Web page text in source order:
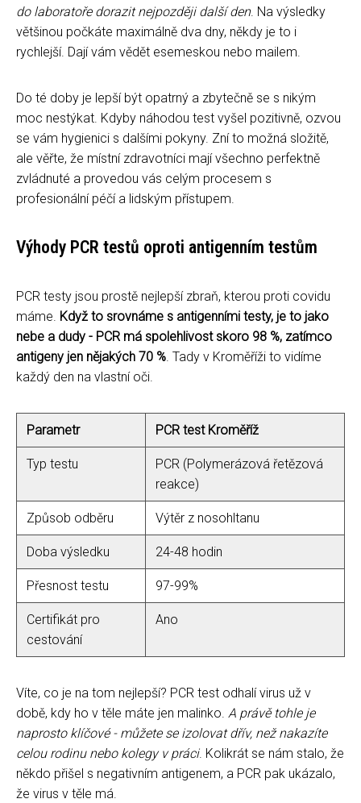
do laboratoře dorazit nejpozději další den. Na výsledky
většinou počkáte maximálně dva dny, někdy je to i
rychlejší. Dají vám vědět esemeskou nebo mailem.
Do té doby je lepší být opatrný a zbytečně se s nikým
moc nestýkat. Kdyby náhodou test vyšel pozitivně, ozvou
se vám hygienici s dalšími pokyny. Zní to možná složitě,
ale věřte, že místní zdravotníci mají všechno perfektně
zvládnuté a provedou vás celým procesem s
profesionální péčí a lidským přístupem.
Výhody PCR testů oproti antigenním testům
PCR testy jsou prostě nejlepší zbraň, kterou proti covidu
máme. Když to srovnáme s antigenními testy, je to jako
nebe a dudy - PCR má spolehlivost skoro 98 %, zatímco
antigeny jen nějakých 70 % . Tady v Kroměříži to vidíme
každý den na vlastní oči.
Parametr PCR test Kroměříž
Typ testu
PCR (Polymerázová řetězová
reakce)
Způsob odběru Výtěr z nosohltanu
Doba výsledku 24-48 hodin
Přesnost testu 97-99%
Certifikát pro
cestování
Ano
Víte, co je na tom nejlepší? PCR test odhalí virus už v
době, kdy ho v těle máte jen malinko. A právě tohle je
naprosto klíčové - můžete se izolovat dřív, než nakazíte
celou rodinu nebo kolegy v práci. Kolikrát se nám stalo, že
někdo přišel s negativním antigenem, a PCR pak ukázalo,
že virus v těle má.